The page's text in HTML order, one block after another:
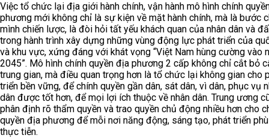
Việc tổ chức lại địa giới hành chính, vận hành mô hình chính
phương mới không chỉ là sự kiện về mặt hành chính, mà là bước
mình chiến lược, là đòi hỏi tất yếu khách quan của nhân dân và
trong hành trình xây dựng những vùng động lực phát triển của
và khu vực, xứng đáng với khát vọng “Việt Nam hùng cường vào
2045”. Mô hình chính quyền địa phương 2 cấp không chỉ cắt bỏ
trung gian, mà điều quan trọng hơn là tổ chức lại không gian cho
triển bền vững, để chính quyền gần dân, sát dân, vì dân, phục vụ
dân được tốt hơn, để mọi lợi ích thuộc về nhân dân. Trung ương
phân định rõ thẩm quyền và trao quyền chủ động nhiều hơn cho
quyền địa phương để mỗi nơi năng động, sáng tạo, phát triển
thực tiễn.